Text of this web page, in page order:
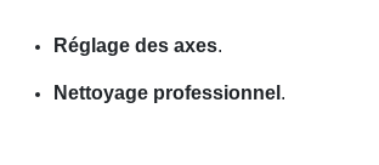
Réglage des axes.
Nettoyage professionnel .